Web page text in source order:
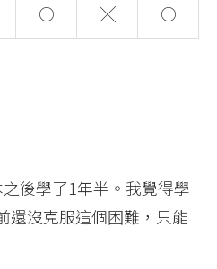
○ ╳ ○
後學了1年半。我覺得學
還沒克服這個困難，只能